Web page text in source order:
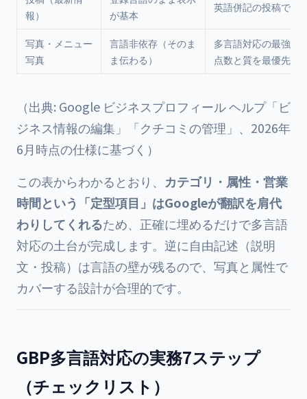
報）
が基本
英語併記の投稿で補
写真・メニュー
写真
言語非依存（そのま
ま伝わる）
多言語対応の最強の
点数と質を最優先
（出典: Google ビジネスプロフィール ヘルプ「ビ
ジネス情報の編集」「クチコミの管理」、2026年
6月時点の仕様に基づく）
この表からわかるとおり、 カテゴリ・属性・営業
時間という「定型項目」はGoogleが翻訳を肩代
わりしてくれるため、正確に埋めるだけで多言語
対応の土台が完成します。逆に自由記述（説明
文・投稿）は言語の壁が残るので、写真と属性で
カバーする設計が合理的です。
GBP多言語対応の実務7ステップ
（チェックリスト）